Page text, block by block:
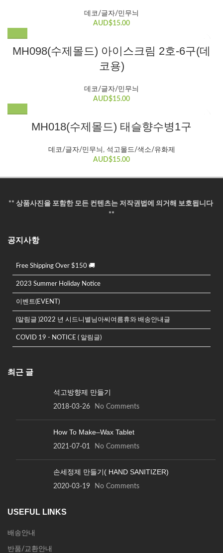
데코/글자/민무늬
AUD$15.00
MH098(수제몰드) 아이스크림 2호-6구(데
코용)
데코/글자/민무늬
AUD$15.00
MH018(수제몰드) 태슬향수병1구
데코/글자/민무늬 , 석고몰드/색소/유화제
AUD$15.00
** 상품사진을 포함한 모든 컨텐츠는 저작권법에 의거해 보호됩니다
**
공지사항
Free Shipping Over $150 🚚
2023 Summer Holiday Notice
이벤트(EVENT)
(알림글 )2022 년 시드니별님아씨여름휴와 배송안내글
COVID 19 - NOTICE ( 알림글)
최근 글
석고방향제 만들기
2018-03-26 No Comments
How To Make–Wax Tablet
2021-07-01 No Comments
손세정제 만들기( HAND SANITIZER)
2020-03-19 No Comments
USEFUL LINKS
배송안내
반품/교환안내